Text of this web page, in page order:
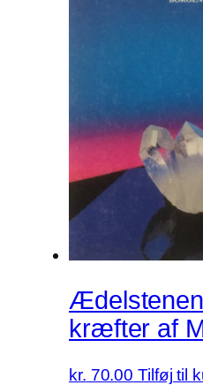
kræfter af
kr. 70.00 Tilføj til